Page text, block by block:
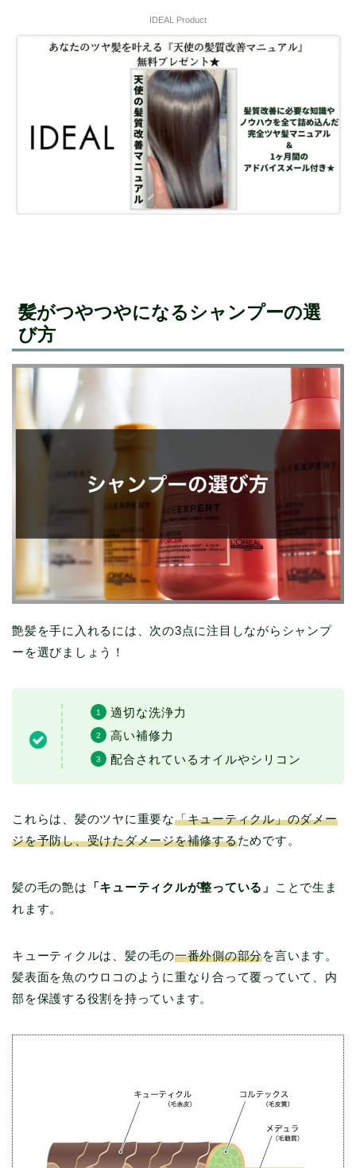
IDEAL Product
髪がつやつやになるシャンプーの選
び方
艶髪を手に入れるには、次の3点に注目しながらシャンプ
ーを選びましょう！
適切な洗浄力
高い補修力
配合されているオイルやシリコン
これらは、髪のツヤに重要な「キューティクル」のダメー
ジを予防し、受けたダメージを補修するためです。
髪の毛の艶は 「キューティクルが整っている」
ことで生ま
れます。
キューティクルは、髪の毛の一番外側の部分を言います。
髪表面を魚のウロコのように重なり合って覆っていて、内
部を保護する役割を持っています。